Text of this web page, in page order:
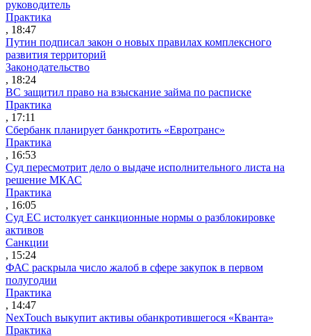
руководитель
Практика
, 18:47
Путин подписал закон о новых правилах комплексного
развития территорий
Законодательство
, 18:24
ВС защитил право на взыскание займа по расписке
Практика
, 17:11
Сбербанк планирует банкротить «Евротранс»
Практика
, 16:53
Суд пересмотрит дело о выдаче исполнительного листа на
решение МКАС
Практика
, 16:05
Суд ЕС истолкует санкционные нормы о разблокировке
активов
Санкции
, 15:24
ФАС раскрыла число жалоб в сфере закупок в первом
полугодии
Практика
, 14:47
NexTouch выкупит активы обанкротившегося «Кванта»
Практика